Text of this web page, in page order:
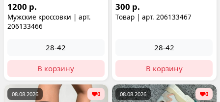
1200 р.
Мужские кроссовки | арт.
206133466
28-42
В корзину
300 р.
Товар | арт. 206133467
28-42
В корзину
08.08.2026 0 08.08.2026 0